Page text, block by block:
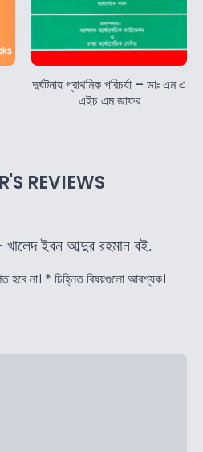
দুর্ঘটনায় প্রাথমিক পরিচর্যা – ডাঃ এম এ
এইচ এম জাফর
REVIEWS
ইবন আব্দুর রহমান বই.
হবে না। * চিহ্নিত বিষয়গুলো আবশ্যক।